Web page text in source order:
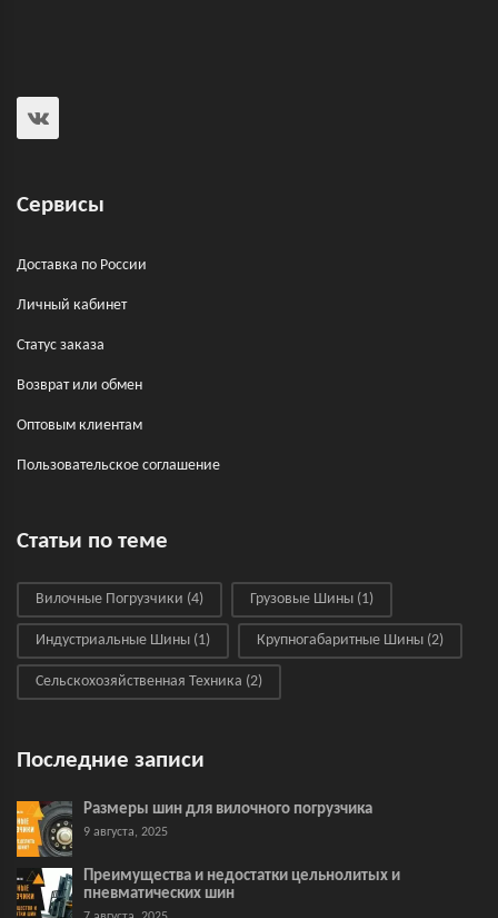
Сервисы
Доставка по России
Личный кабинет
Статус заказа
Возврат или обмен
Оптовым клиентам
Пользовательское соглашение
Статьи по теме
Вилочные Погрузчики (4) Грузовые Шины (1)
Индустриальные Шины (1) Крупногабаритные Шины (2)
Сельскохозяйственная Техника (2)
Последние записи
Размеры шин для вилочного погрузчика
9 августа, 2025
Преимущества и недостатки цельнолитых и
пневматических шин